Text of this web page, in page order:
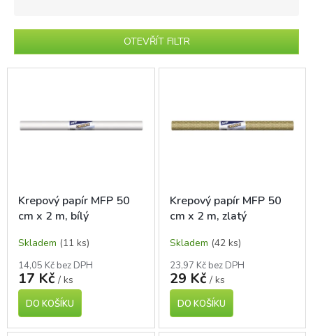
p
r
o
OTEVŘÍT FILTR
V
d
u
t
ů
Krepový papír MFP 50
cm x 2 m, bílý
Skladem (11 ks)
14,05 Kč bez DPH
17 Kč / ks
DO KOŠÍKU
Krepový papír MFP 50
cm x 2 m, zlatý
Skladem (42 ks)
23,97 Kč bez DPH
29 Kč / ks
DO KOŠÍKU